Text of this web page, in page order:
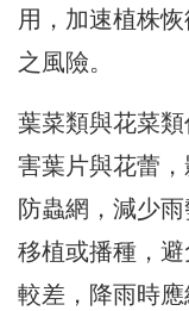
用，加速植株
之風險。
葉菜類與花菜
害葉片與花蕾
防蟲網，減少
移植或播種，
較差，降雨時